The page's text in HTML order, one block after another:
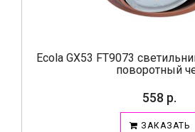
Ecola GX53 FT9073
поворотный
558 р.
ЗАКАЗАТЬ